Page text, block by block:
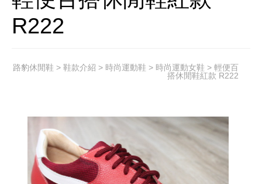
R222
路豹休閒鞋 > 鞋款介紹 > 時尚運動鞋 > 時尚運動女鞋 > 輕便百
搭休閒鞋紅款 R222